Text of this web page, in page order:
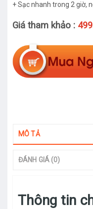
+ Sạc nhanh trong 2 giờ,
Giá tham khảo :
MÔ TẢ
ĐÁNH GIÁ (0)
Thông tin